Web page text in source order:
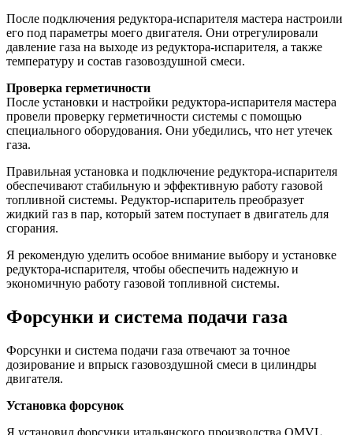
После подключения редуктора-испарителя мастера настроили
его под параметры моего двигателя. Они отрегулировали
давление газа на выходе из редуктора-испарителя, а также
температуру и состав газовоздушной смеси.
Проверка герметичности
После установки и настройки редуктора-испарителя мастера
провели проверку герметичности системы с помощью
специального оборудования. Они убедились, что нет утечек
газа.
Правильная установка и подключение редуктора-испарителя
обеспечивают стабильную и эффективную работу газовой
топливной системы. Редуктор-испаритель преобразует
жидкий газ в пар, который затем поступает в двигатель для
сгорания.
Я рекомендую уделить особое внимание выбору и установке
редуктора-испарителя, чтобы обеспечить надежную и
экономичную работу газовой топливной системы.
Форсунки и система подачи газа
Форсунки и система подачи газа отвечают за точное
дозирование и впрыск газовоздушной смеси в цилиндры
двигателя.
Установка форсунок